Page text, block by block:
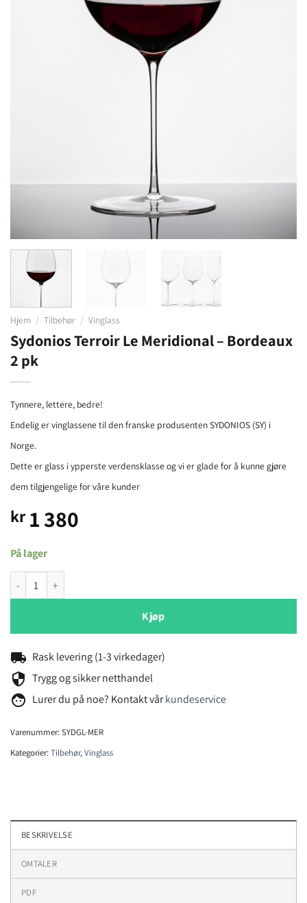
Hjem / Tilbehør / Vinglass
Sydonios Terroir Le Meridional – Bordeaux
2 pk
Tynnere, lettere, bedre!
Endelig er vinglassene til den franske produsenten SYDONIOS (SY) i
Norge.
Dette er glass i ypperste verdensklasse og vi er glade for å kunne gjøre
dem tilgjengelige for våre kunder
kr1 380
På lager
Sydonios Terroir Le Meridional - Bordeaux 2 pk antall
Kjøp
local_shipping Rask levering (1-3 virkedager)
security Trygg og sikker netthandel
face Lurer du på noe? Kontakt vårkundeservice
Varenummer:SYDGL-MER
Kategorier:Tilbehør,Vinglass
BESKRIVELSE
OMTALER
PDF